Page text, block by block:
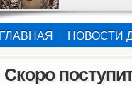
ГЛАВНАЯ НОВОСТИ
Скоро